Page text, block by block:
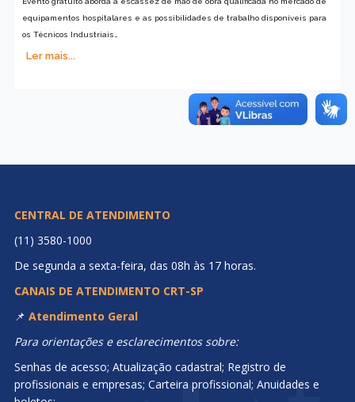
equipamentos hospitalares e as possibilidades de trabalho disponíveis para
os Técnicos Industriais…
Ler mais...
CENTRAL DE ATENDIMENTO
(11) 3580-1000
De segunda a sexta-feira, das 08h às 17 horas.
CANAIS DE ATENDIMENTO CRT-SP
📌 Atendimento Geral
Para orientações e esclarecimentos sobre:
Senhas de acesso; Atualização cadastral; Registro de
profissionais e empresas; Carteira profissional; Anuidades e